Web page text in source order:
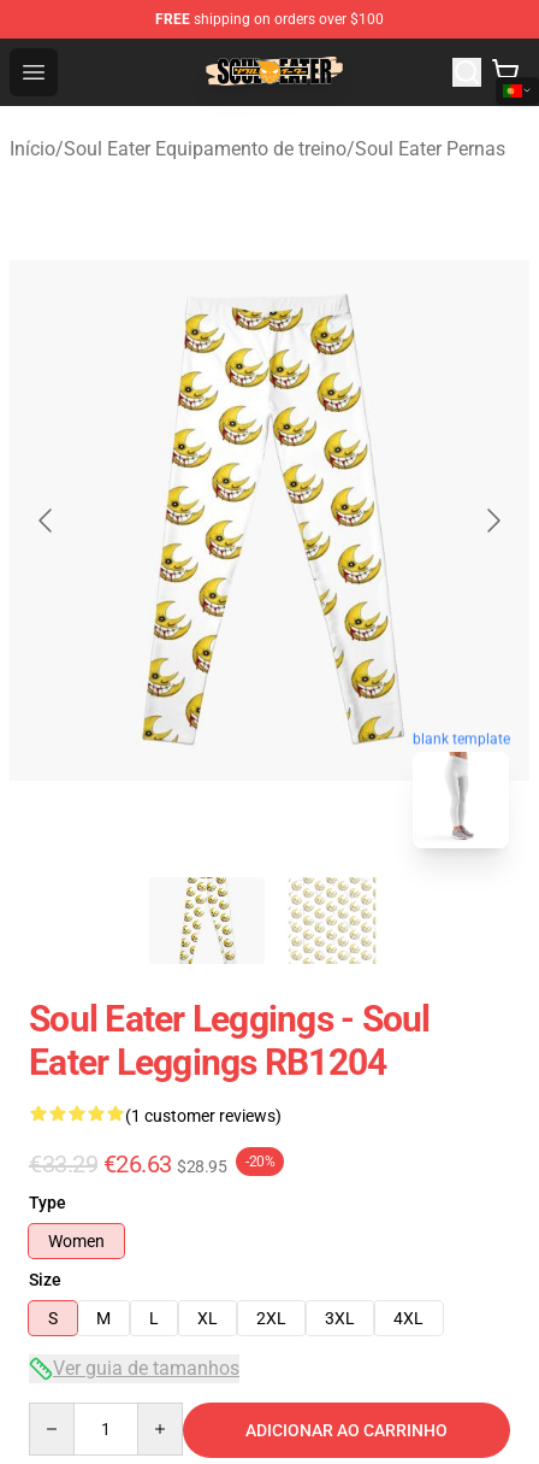
FREE shipping on orders over $100
Open menu
Soul Eater Store - Official Soul Eater Merchandise Shop
Início/Soul Eater Equipamento de treino/Soul Eater Pernas
blank template
Soul Eater Leggings - Soul
Eater Leggings RB1204
(1 customer reviews)
€33.29 €26.63 $28.95 -20%
Type
Women
Size
S
M L XL 2XL 3XL 4XL
Ver guia de tamanhos
ADICIONAR AO CARRINHO